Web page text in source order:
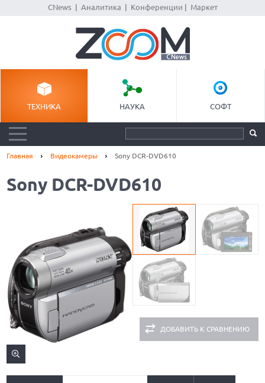
CNews| Аналитика Конференции Маркет
ТЕХНИКА НАУКА СОФТ
Главная Видеокамеры Sony DCR-DVD610
Sony DCR-DVD610
ДОБАВИТЬ К СРАВНЕНИЮ